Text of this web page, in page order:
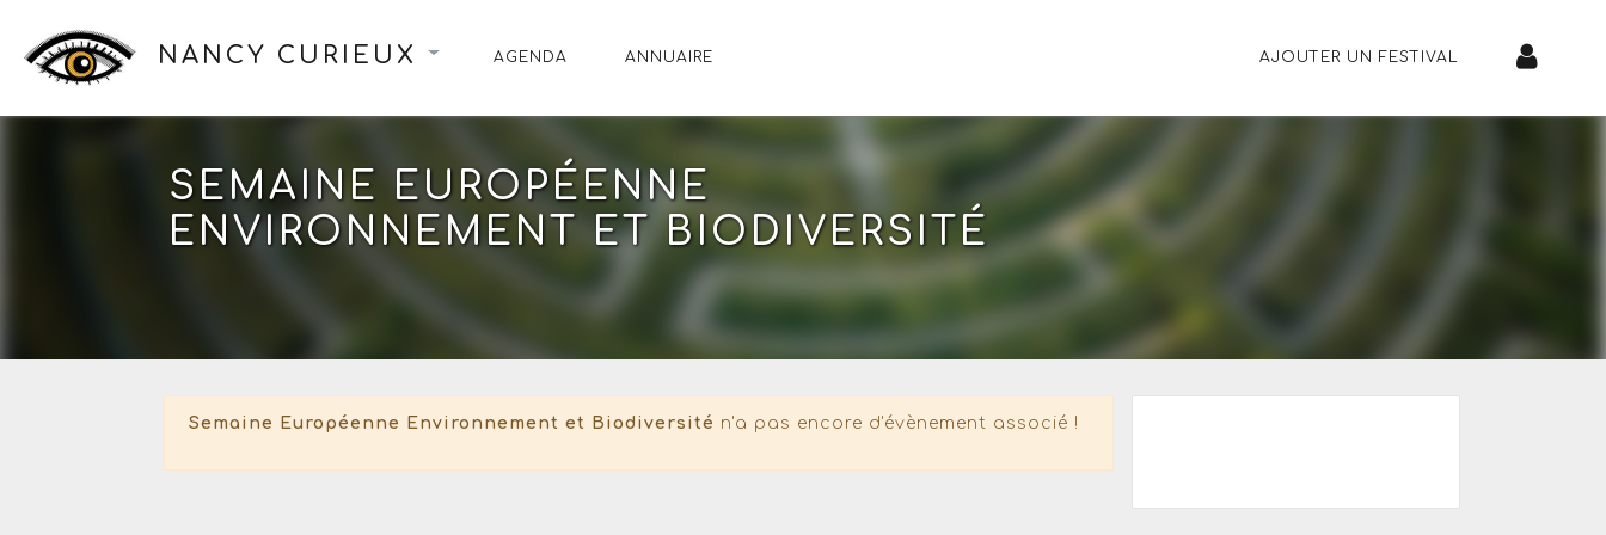
NANCY CURIEUX AGENDA ANNUAIRE AJOUTER UN FESTIVAL
SEMAINE EUROPÉENNE
ENVIRONNEMENT ET BIODIVERSITÉ
Semaine Européenne Environnement et Biodiversité n'a pas encore d'évènement associé !